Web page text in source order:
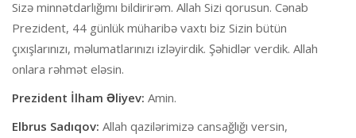
Sizə minnətdarlığımı bildirirəm. Allah Sizi qorusun. Cənab
Prezident, 44 günlük müharibə vaxtı biz Sizin bütün
çıxışlarınızı, məlumatlarınızı izləyirdik. Şəhidlər verdik. Allah
onlara rəhmət eləsin.
Prezident İlham Əliyev: Amin.
Elbrus Sadıqov: Allah qazilərimizə cansağlığı versin,